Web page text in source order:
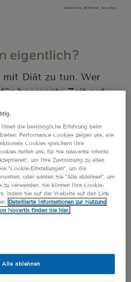
AdobeStock_294669118_New Africa
eigentlich?
mit Diät zu tun. Wer
begrenzte Zeit auf
Es gibt
zu fasten:
besteht die Nahrung in
Säften, Honig, Tee,
Buttermilch.
Stunden lang nicht,
Stunden dafür ganz
die bestmögliche Erfahrung beim
Performance Cookies zeigen uns, wie
Cookies speichern Ihre
helfen uns, für Sie relevante Inhalte
um Ihre Zustimmung zu allen
"Cookie-Einstellungen", um die
oder wählen Sie "Alle ablehnen", um
zu verwenden. Sie können Ihre Cookie-
indem Sie auf der Website auf den Link
Detaillierte Informationen zur Nutzung
Novartis finden Sie hier.
Alle ablehnen